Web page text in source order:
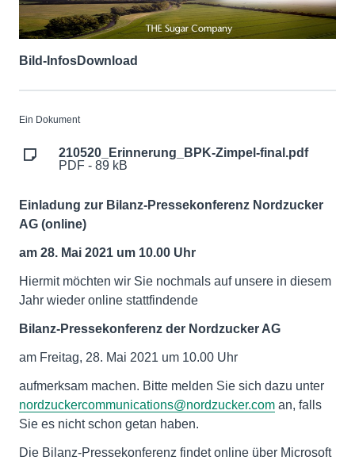
Bild-InfosDownload
Ein Dokument
210520_Erinnerung_BPK-Zimpel-final.pdf
PDF - 89 kB
Einladung zur Bilanz-Pressekonferenz Nordzucker
AG (online)
am 28. Mai 2021 um 10.00 Uhr
Hiermit möchten wir Sie nochmals auf unsere in diesem
Jahr wieder online stattfindende
Bilanz-Pressekonferenz der Nordzucker AG
am Freitag, 28. Mai 2021 um 10.00 Uhr
aufmerksam machen. Bitte melden Sie sich dazu unter
nordzuckercommunications@nordzucker.com an, falls
Sie es nicht schon getan haben.
Die Bilanz-Pressekonferenz findet online über Microsoft